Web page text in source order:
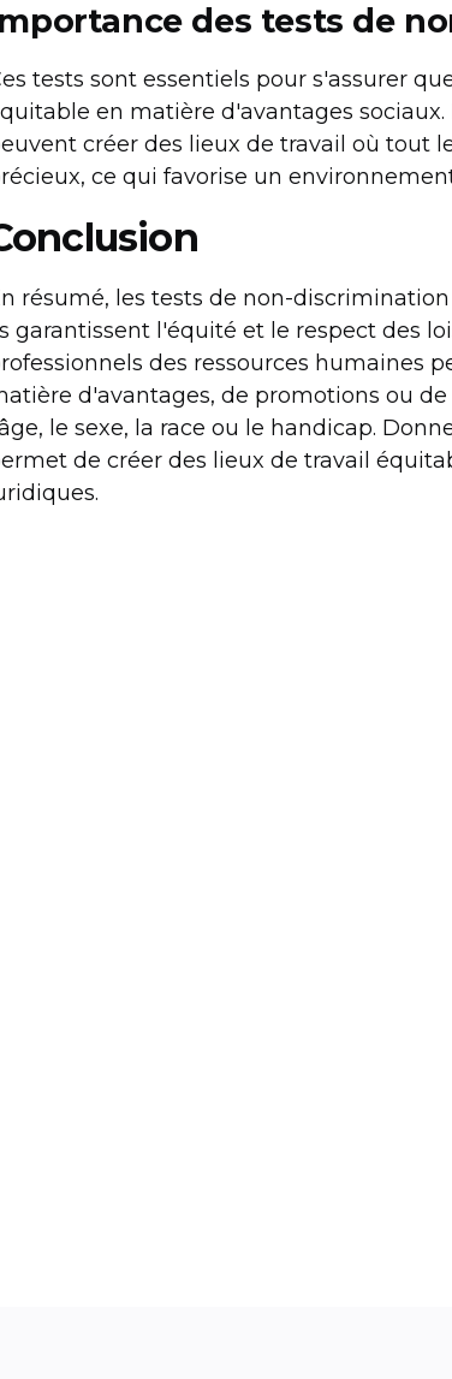
des tests de
tests sont essentiels pour s'assurer
en matière d'avantages
créer des lieux de travail où tout
ce qui favorise un
résumé, les tests de non-
garantissent l'équité et le respect des
des ressources humaines
d'avantages, de promotions ou
le sexe, la race ou le handicap.
de créer des lieux de travail